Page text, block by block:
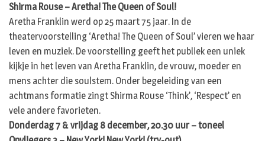
Shirma Rouse – Aretha! The Queen of Soul!
Aretha Franklin werd op 25 maart 75 jaar. In de
theatervoorstelling ‘Aretha! The Queen of Soul’ vieren we haar
leven en muziek. De voorstelling geeft het publiek een uniek
kijkje in het leven van Aretha Franklin, de vrouw, moeder en
mens achter die soulstem. Onder begeleiding van een
achtmans formatie zingt Shirma Rouse ‘Think’, ‘Respect’ en
vele andere favorieten.
Donderdag 7 & vrijdag 8 december, 20.30 uur – toneel